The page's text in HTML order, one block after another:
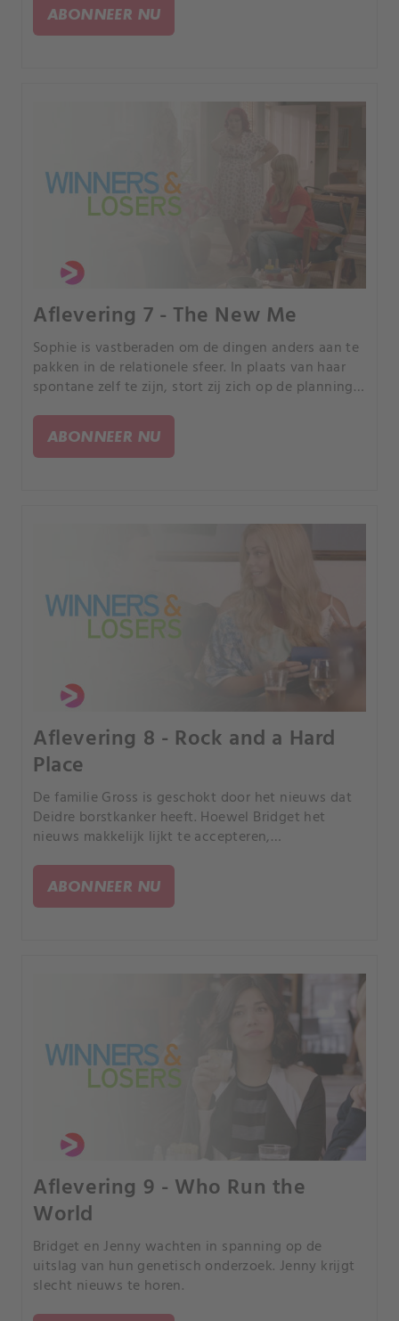
ABONNEER NU
Aflevering 7 - The New Me
Sophie is vastberaden om de dingen anders aan te
pakken in de relationele sfeer. In plaats van haar
spontane zelf te zijn, stort zij zich op de planning
ABONNEER NU
Aflevering 8 - Rock and a Hard
Place
De familie Gross is geschokt door het nieuws dat
Deidre borstkanker heeft. Hoewel Bridget het
nieuws makkelijk lijkt te accepteren,
ABONNEER NU
Aflevering 9 - Who Run the
World
Bridget en Jenny wachten in spanning op de
uitslag van hun genetisch onderzoek. Jenny krijgt
slecht nieuws te horen.